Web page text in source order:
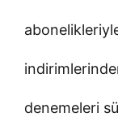
denemeleri